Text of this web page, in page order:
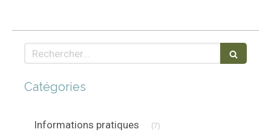
Rechercher
Catégories
Informations pratiques (7)